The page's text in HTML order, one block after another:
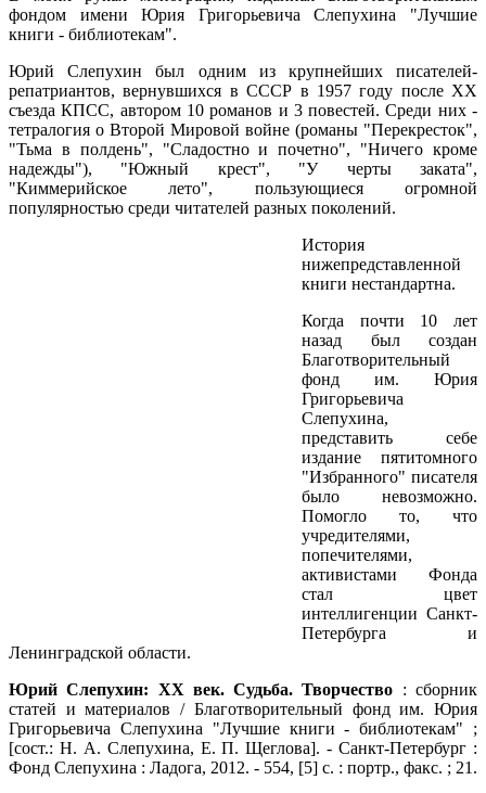
фондом имени Юрия Григорьевича Слепухина "Лучшие
книги - библиотекам".
Юрий Слепухин был одним из крупнейших писателей-
репатриантов, вернувшихся в СССР в 1957 году после ХХ
съезда КПСС, автором 10 романов и 3 повестей. Среди них -
тетралогия о Второй Мировой войне (романы "Перекресток",
"Тьма в полдень", "Сладостно и почетно", "Ничего кроме
надежды"), "Южный крест", "У черты заката",
"Киммерийское лето", пользующиеся огромной
популярностью среди читателей разных поколений.
История
нижепредставленной
книги нестандартна.
Когда почти 10 лет
назад был создан
Благотворительный
фонд им. Юрия
Григорьевича
Слепухина,
представить себе
издание пятитомного
"Избранного" писателя
было невозможно.
Помогло то, что
учредителями,
попечителями,
активистами Фонда
стал цвет
интеллигенции Санкт-
Петербурга и
Ленинградской области.
Юрий Слепухин: XX век. Судьба. Творчество : сборник
статей и материалов / Благотворительный фонд им. Юрия
Григорьевича Слепухина "Лучшие книги - библиотекам" ;
[сост.: Н. А. Слепухина, Е. П. Щеглова]. - Санкт-Петербург :
Фонд Слепухина : Ладога, 2012. - 554, [5] с. : портр., факс. ; 21.